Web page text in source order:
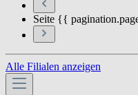
Seite {{
Alle Filialen anzeigen